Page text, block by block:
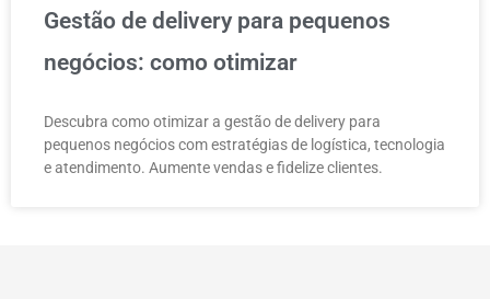
Gestão de delivery para pequenos
negócios: como otimizar
Descubra como otimizar a gestão de delivery para
pequenos negócios com estratégias de logística, tecnologia
e atendimento. Aumente vendas e fidelize clientes.